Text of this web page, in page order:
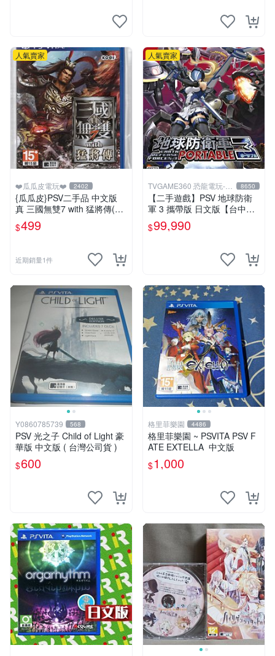
人氣賣家
❤️瓜瓜皮電玩❤️ 2402
{瓜瓜皮}PSV二手品 中文版
真 三國無雙7 with 猛將傳(遊
戲都能回收)
$499
近期銷量1件
人氣賣家
TVGAME360 恐龍電玩-台
中店
8650
【二手遊戲】PSV 地球防衛
軍 3 攜帶版 日文版【台中恐
龍電玩】
$99,990
Y0860785739 568
PSV 光之子 Child of Light 豪
華版 中文版 ( 台灣公司貨 )
$600
格里菲樂園 4486
格里菲樂園 ~ PSVITA PSV F
ATE EXTELLA 中文版
$1,000